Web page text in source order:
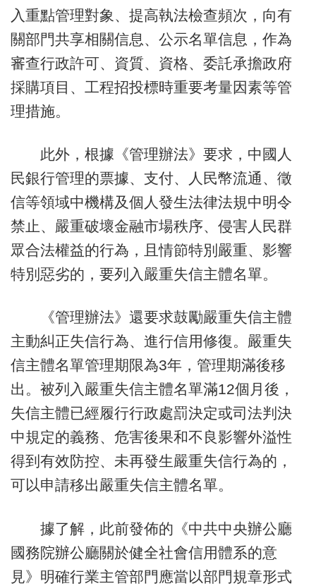
入重點管理對象、提高執法檢查頻次，向有
關部門共享相關信息、公示名單信息，作為
審查行政許可、資質、資格、委託承擔政府
採購項目、工程招投標時重要考量因素等管
理措施。
此外，根據《管理辦法》要求，中國人
民銀行管理的票據、支付、人民幣流通、徵
信等領域中機構及個人發生法律法規中明令
禁止、嚴重破壞金融市場秩序、侵害人民群
眾合法權益的行為，且情節特別嚴重、影響
特別惡劣的，要列入嚴重失信主體名單。
《管理辦法》還要求鼓勵嚴重失信主體
主動糾正失信行為、進行信用修復。嚴重失
信主體名單管理期限為3年，管理期滿後移
出。被列入嚴重失信主體名單滿12個月後，
失信主體已經履行行政處罰決定或司法判決
中規定的義務、危害後果和不良影響外溢性
得到有效防控、未再發生嚴重失信行為的，
可以申請移出嚴重失信主體名單。
據了解，此前發佈的《中共中央辦公廳
國務院辦公廳關於健全社會信用體系的意
見》明確行業主管部門應當以部門規章形式